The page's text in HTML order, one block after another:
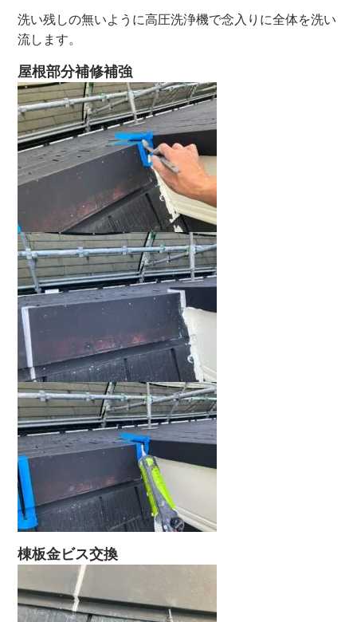
洗い残しの無いように高圧洗浄機で念入りに全体を洗い
流します。
屋根部分補修補強
棟板金ビス交換